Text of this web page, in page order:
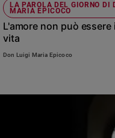
LA PAROLA DEL GIORNO DI
MARIA EPICOCO
L'amore non può
vita
Don Luigi Maria Epicoco